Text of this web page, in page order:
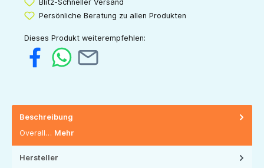
Blitz-Schneller Versand
Persönliche Beratung zu allen Produkten
Dieses Produkt weiterempfehlen:
Beschreibung
Overall… Mehr
Hersteller